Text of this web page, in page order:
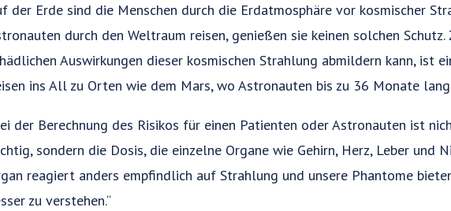
der Erde sind die Menschen durch die Erdatmosphäre vor kosmischer
durch den Weltraum reisen, genießen sie keinen solchen
Auswirkungen dieser kosmischen Strahlung abmildern kann, ist
ins All zu Orten wie dem Mars, wo Astronauten bis zu 36 Monate
der Berechnung des Risikos für einen Patienten oder Astronauten ist
sondern die Dosis, die einzelne Organe wie Gehirn, Herz, Leber und
reagiert anders empfindlich auf Strahlung und unsere Phantome
zu verstehen.“